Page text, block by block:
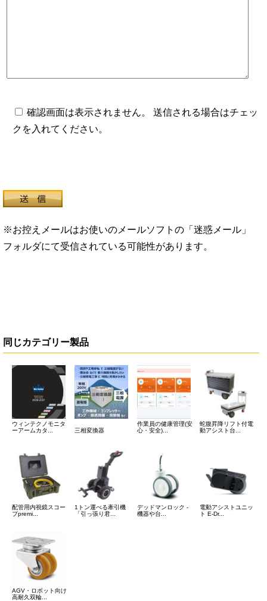
確認画面は表示されません。 送信される場合はチェッ
クを入れてください。
※お控えメールはお使いのメールソフトの「迷惑メール」
フォルダにて受信されている可能性があります。
同じカテゴリー製品
ウィンテクノモニタ
ーアームカタ...
三相変換器
作業員の健康管理(安
心・安全)...
蛇腹昇降リフト付電
動アシスト台...
配管用内視鏡スコー
プpremi...
1トン運べる牽引機
「引っ張り君...
デッドマンロック -
機器や台...
電動アシストユニッ
ト E-Dr...
AGV・ロボット向け
高耐久双輪...